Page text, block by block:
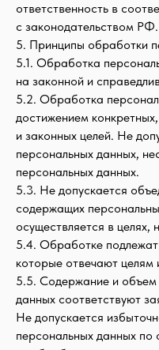
ответственность в
с законодательством РФ.
5. Принципы обработки
5.1. Обработка
на законной и
5.2. Обработка
достижением
и законных целей. Не
персональных данных,
персональных данных.
5.3. Не допускается
содержащих
осуществляется в
5.4. Обработке
которые отвечают целям
5.5. Содержание и
данных соответствуют
Не допускается
персональных данных